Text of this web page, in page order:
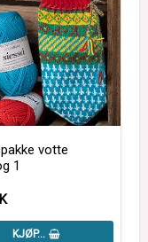
votte
1
KJØP…